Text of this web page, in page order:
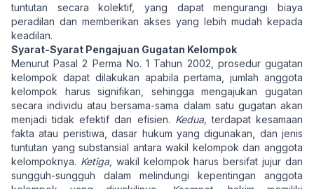
tuntutan secara kolektif, yang dapat mengurangi biaya
peradilan dan memberikan akses yang lebih mudah kepada
keadilan.
Syarat-Syarat Pengajuan Gugatan Kelompok
Menurut Pasal 2 Perma No. 1 Tahun 2002, prosedur gugatan
kelompok dapat dilakukan apabila pertama, jumlah anggota
kelompok harus signifikan, sehingga mengajukan gugatan
secara individu atau bersama-sama dalam satu gugatan akan
menjadi tidak efektif dan efisien. Kedua,terdapat kesamaan
fakta atau peristiwa, dasar hukum yang digunakan, dan jenis
tuntutan yang substansial antara wakil kelompok dan anggota
kelompoknya. Ketiga, wakil kelompok harus bersifat jujur dan
sungguh-sungguh dalam melindungi kepentingan anggota